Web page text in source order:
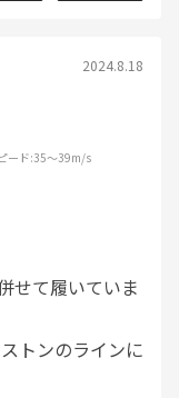
2024.8.18
ード:35～39m/s
せて履いていま
トンのラインに